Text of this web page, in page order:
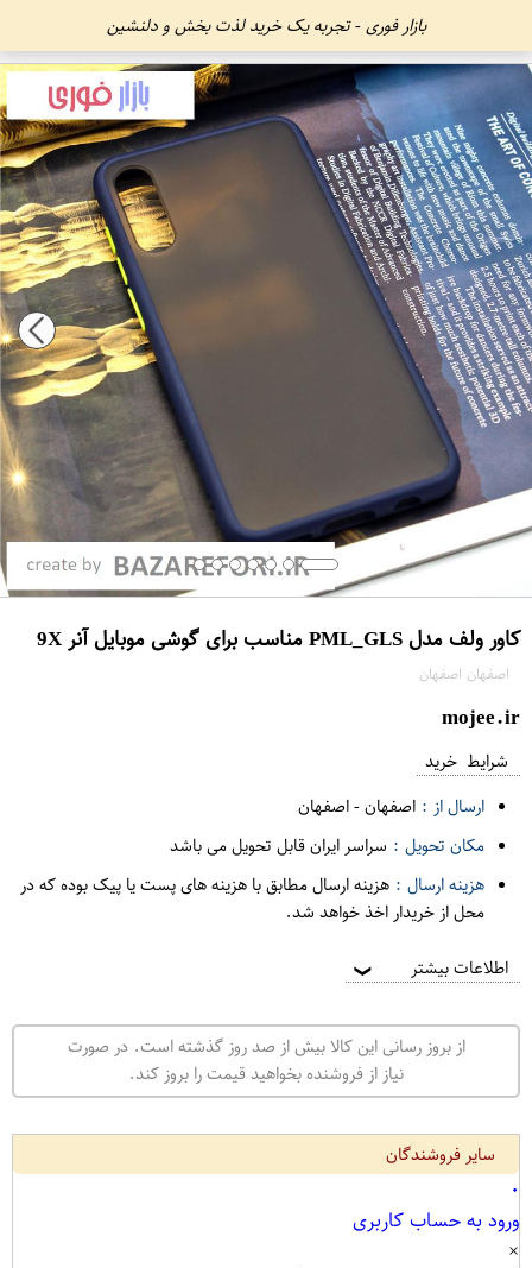
بازار فوری - تجربه یک خرید لذت بخش و دلنشین
کاور ولف مدل PML_GLS مناسب برای گوشی موبایل آنر 9X
اصفهان اصفهان
mojee.ir
شرایط خرید
ارسال از : اصفهان-اصفهان
مکان تحویل : سراسر ایران قابل تحویل می باشد
هزینه ارسال : هزینه ارسال مطابق با هزینه های پست یا پیک بوده که در
محل از خریدار اخذ خواهد شد.
اطلاعات بیشتر ❯
از بروز رسانی این کالا بیش از صد روز گذشته است. در صورت
نیاز از فروشنده بخواهید قیمت را بروز کند.
سایر فروشندگان
۰
ورود به حساب کاربری
×